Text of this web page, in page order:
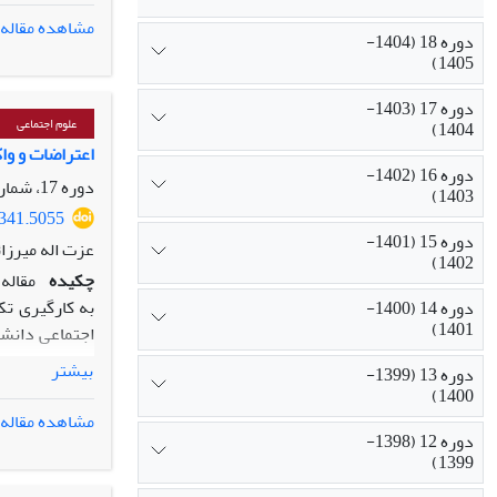
سال‌های
تلاش‌اند
متقنی وجود
پیشنهاد
اقتصاد سبز
مشاهده مقاله
علوم اجتماعی
اعتراضات و
دوره 17، شماره 1، زمستان 1403، صفحه
عزت اله
چکیده
که مقوله
و عدم
بحران‌های
بازاندیشی
بیشتر
مشاهده مقاله
دوره 18 (1404-
1405)
دوره 17 (1403-
1404)
دوره 16 (1402-
1403)
دوره 15 (1401-
1402)
دوره 14 (1400-
1401)
دوره 13 (1399-
1400)
دوره 12 (1398-
1399)